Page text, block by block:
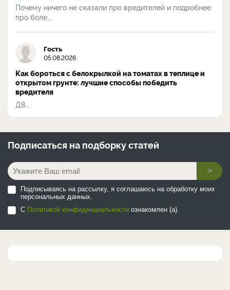
Почему ничего не сказали про вредителей и подробнее
про боле...
Гость
05.08.2026
Как бороться с белокрылкой на томатах в теплице и
открытом грунте: лучшие способы победить
вредителя
Д8...
Подписаться на подборку статей
>
Подписываясь на рассылку, я соглашаюсь на обработку моих
персональных данных.
С Политикой конфиденциальности ознакомлен (а).